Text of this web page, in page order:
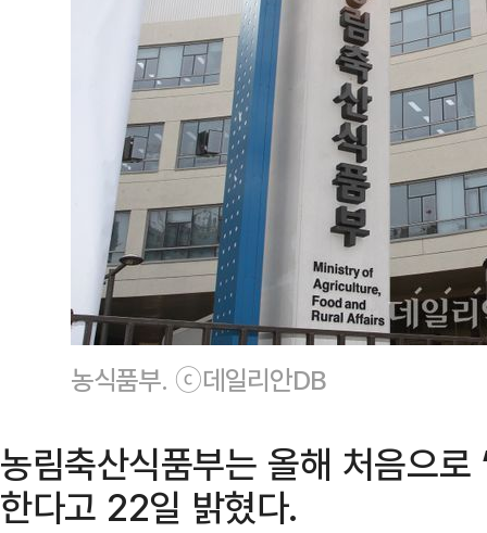
농식품부. ⓒ데일리안DB
농림축산식품부는 올해 처음으로
한다고 22일 밝혔다.